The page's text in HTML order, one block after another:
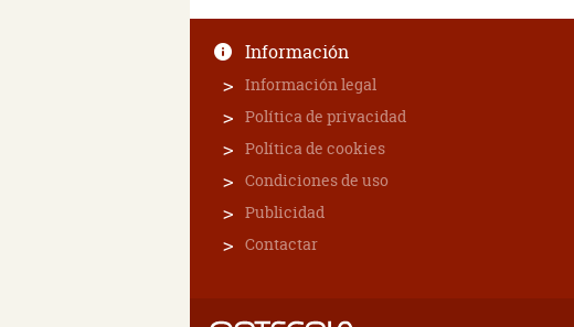
Información
Información legal
Política de privacidad
Política de cookies
Condiciones de uso
Publicidad
Contactar